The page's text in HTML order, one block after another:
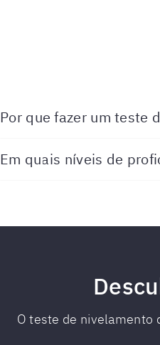
Por que fazer um teste
Em quais níveis de
O teste de nivelamento